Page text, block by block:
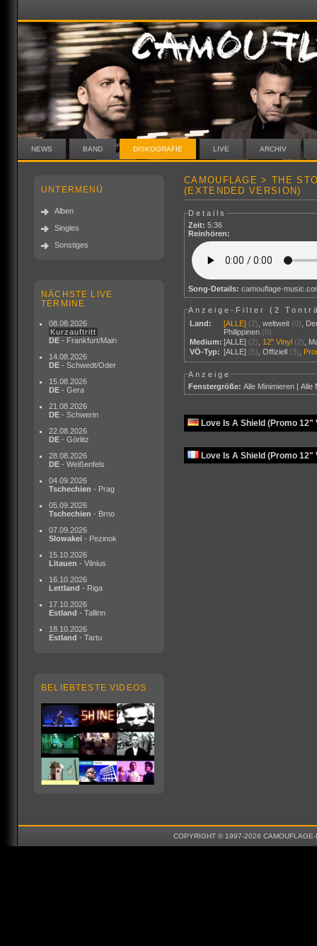
NEWS BAND DISKOGRAFIE LIVE ARCHIV
UNTERMENÜ
Alben
Singles
Sonstiges
NÄCHSTE LIVE
TERMINE
08.08.2026
Kurzauftritt
DE - Frankfurt/Main
14.08.2026
DE - Schwedt/Oder
15.08.2026
DE - Gera
21.08.2026
DE - Schwerin
22.08.2026
DE - Görlitz
28.08.2026
DE - Weißenfels
04.09.2026
Tschechien - Prag
05.09.2026
Tschechien - Brno
07.09.2026
Slowakei - Pezinok
15.10.2026
Litauen - Vilnius
16.10.2026
Lettland - Riga
17.10.2026
Estland - Tallinn
18.10.2026
Estland - Tartu
BELIEBTESTE VIDEOS
CAMOUFLAGE > THE
(EXTENDED VERSION)
Details
Zeit: 5:36
Reinhören:
Song-Details: camouflage-
Anzeige-Filter (2
Land:
[ALLE] (2) ,weltweit (0)
Philippinen (0)
Medium: [ALLE] (2) 12" Vinyl (2)
VÖ-Typ: [ALLE] (5) ,Offiziell (3)
Anzeige
Fenstergröße: Alle Minimieren |Alle
Love Is A Shield (Promo 12"
Love Is A Shield (Promo 12"
COPYRIGHT © 1997-2026 CAMOUFLAGE-